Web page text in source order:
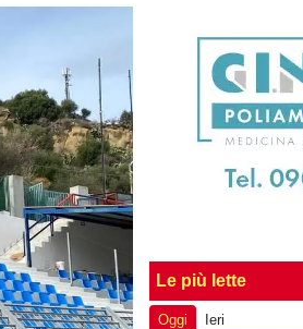
Le più lette
Oggi
Ieri